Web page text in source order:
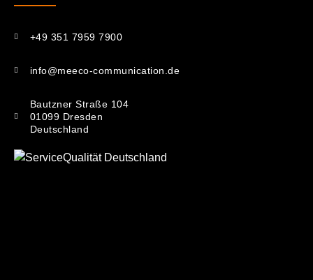
+49 351 7959 7900
info@meeco-communication.de
Bautzner Straße 104
01099 Dresden
Deutschland